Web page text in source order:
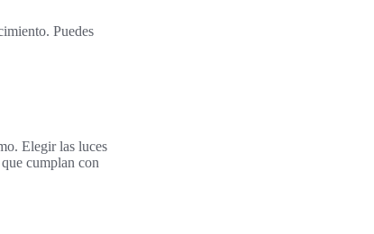
Puedes
Elegir las luces
cumplan con